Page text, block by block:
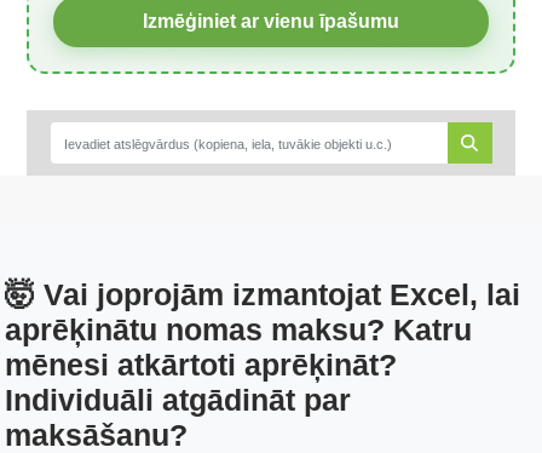
Izmēģiniet ar vienu īpašumu
🤯 Vai joprojām izmantojat Excel, lai
aprēķinātu nomas maksu? Katru
mēnesi atkārtoti aprēķināt?
Individuāli atgādināt par
maksāšanu?